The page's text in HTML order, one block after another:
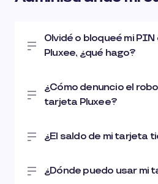
Olvidé o bloqueé mi
Pluxee, ¿qué hago?
¿Cómo denuncio el
tarjeta Pluxee?
¿El saldo de mi tarjeta
¿Dónde puedo usar mi